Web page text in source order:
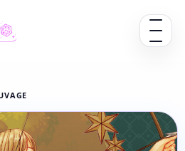
Ouvrir